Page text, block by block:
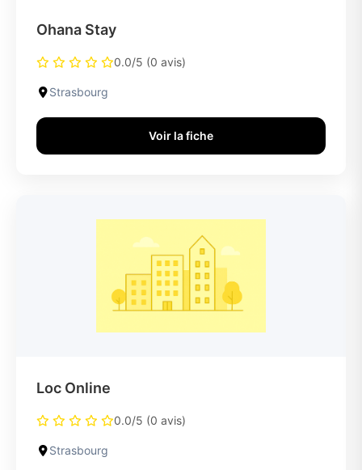
Ohana Stay
0.0/5 (0 avis)
Strasbourg
Voir la fiche
Loc Online
0.0/5 (0 avis)
Strasbourg